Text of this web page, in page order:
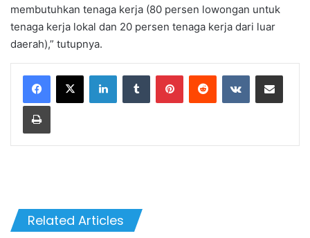
membutuhkan tenaga kerja (80 persen lowongan untuk
tenaga kerja lokal dan 20 persen tenaga kerja dari luar
daerah),” tutupnya.
Related Articles